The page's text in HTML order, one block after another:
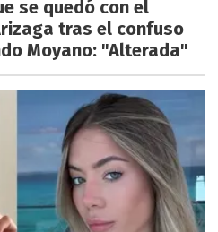
se quedó con el
tras el confuso
Moyano: "Alterada"